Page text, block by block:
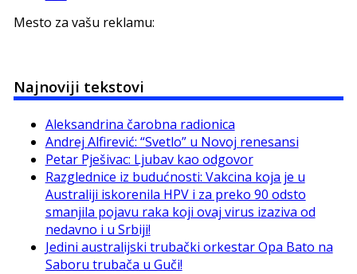
Mesto za vašu reklamu:
Najnoviji tekstovi
Aleksandrina čarobna radionica
Andrej Alfirević: “Svetlo” u Novoj renesansi
Petar Pješivac: Ljubav kao odgovor
Razglednice iz budućnosti: Vakcina koja je u
Australiji iskorenila HPV i za preko 90 odsto
smanjila pojavu raka koji ovaj virus izaziva od
nedavno i u Srbiji!
Jedini australijski trubački orkestar Opa Bato na
Saboru trubača u Guči!